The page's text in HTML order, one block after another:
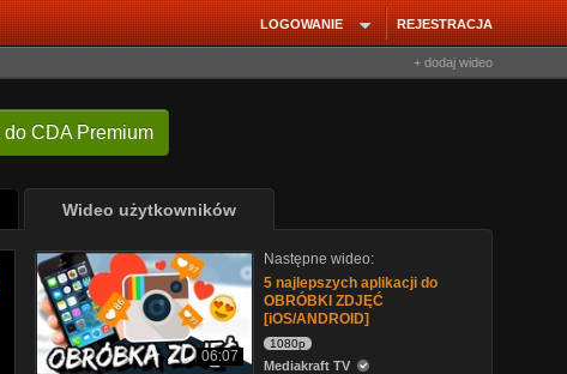
REJESTRACJA
LOGOWANIE
+ dodaj wideo
do CDA Premium
Wideo użytkowników
06:07
Następne wideo:
5 najlepszych aplikacji do
OBRÓBKI ZDJĘĆ
[iOS/ANDROID]
1080p
Mediakraft TV